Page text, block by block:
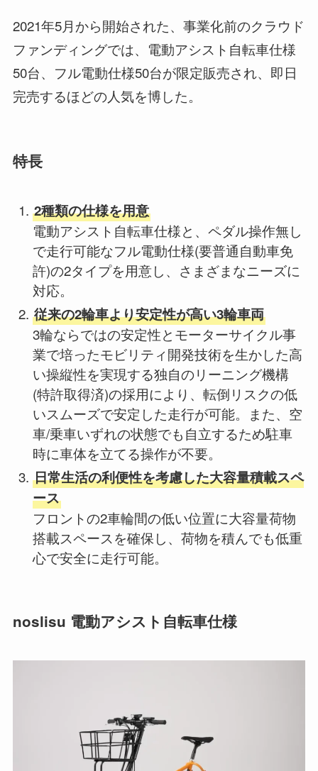
2021年5月から開始された、事業化前のクラウド
ファンディングでは、電動アシスト自転車仕様
50台、フル電動仕様50台が限定販売され、即日
完売するほどの人気を博した。
特長
2種類の仕様を用意
電動アシスト自転車仕様と、ペダル操作無し
で走行可能なフル電動仕様(要普通自動車免
許)の2タイプを用意し、さまざまなニーズに
対応。
従来の2輪車より安定性が高い3輪車両
3輪ならではの安定性とモーターサイクル事
業で培ったモビリティ開発技術を生かした高
い操縦性を実現する独自のリーニング機構
(特許取得済)の採用により、転倒リスクの低
いスムーズで安定した走行が可能。また、空
車/乗車いずれの状態でも自立するため駐車
時に車体を立てる操作が不要。
日常生活の利便性を考慮した大容量積載スペ
ース
フロントの2車輪間の低い位置に大容量荷物
搭載スペースを確保し、荷物を積んでも低重
心で安全に走行可能。
noslisu 電動アシスト自転車仕様